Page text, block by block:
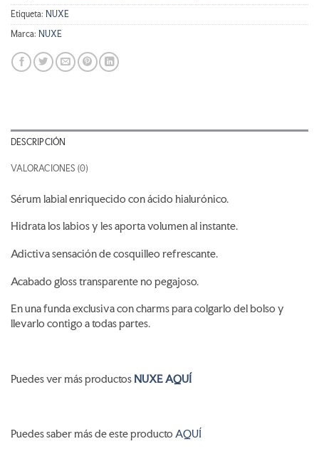
Etiqueta: NUXE
Marca: NUXE
DESCRIPCIÓN
VALORACIONES (0)
Sérum labial enriquecido con ácido hialurónico.
Hidrata los labios y les aporta volumen al instante.
Adictiva sensación de cosquilleo refrescante.
Acabado gloss transparente no pegajoso.
En una funda exclusiva con charms para colgarlo del bolso y
llevarlo contigo a todas partes.
Puedes ver más productos NUXE AQUÍ
Puedes saber más de este producto AQUÍ